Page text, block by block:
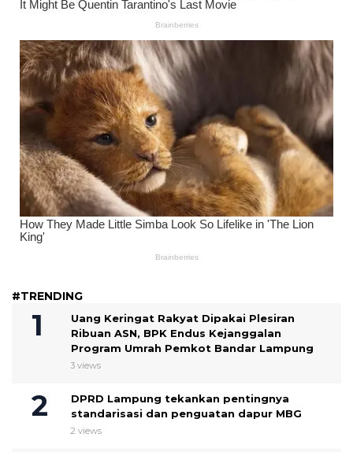
#TRENDING
Uang Keringat Rakyat Dipakai Plesiran
Ribuan ASN, BPK Endus Kejanggalan
Program Umrah Pemkot Bandar Lampung
3 views
DPRD Lampung tekankan pentingnya
standarisasi dan penguatan dapur MBG
2 views